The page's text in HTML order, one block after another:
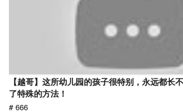
【越哥】这所幼儿园的孩子很特别，永远都长
了特殊的方法！
# 666